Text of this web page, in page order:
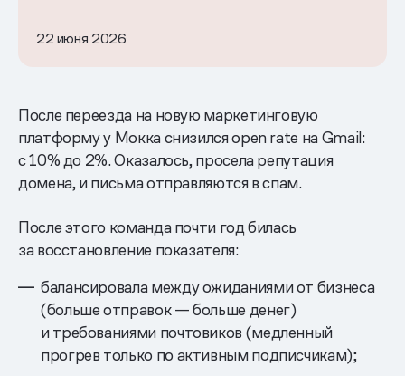
22 июня 2026
После переезда на новую маркетинговую
платформу у Мокка снизился open rate на Gmail:
с 10% до 2%. Оказалось, просела репутация
домена, и письма отправляются в спам.
После этого команда почти год билась
за восстановление показателя:
балансировала между ожиданиями от бизнеса
(больше отправок — больше денег)
и требованиями почтовиков (медленный
прогрев только по активным подписчикам);